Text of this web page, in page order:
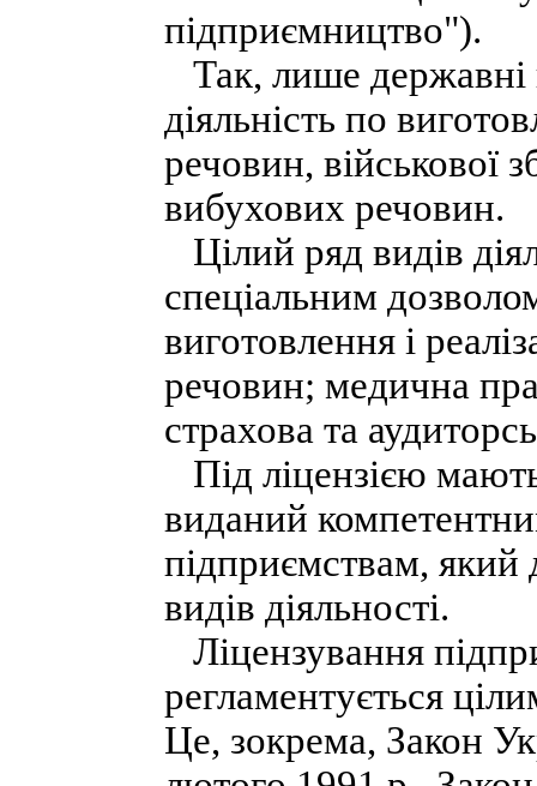
підприємництво").
Так, лише державні
діяльність по
речовин, військової
вибухових речовин.
Цілий ряд видів
спеціальним
виготовлення і
речовин; медична
страхова та
Під ліцензією
виданий
підприємствам, який
видів діяльності.
Ліцензування
регламентується
Це, зокрема, Закон